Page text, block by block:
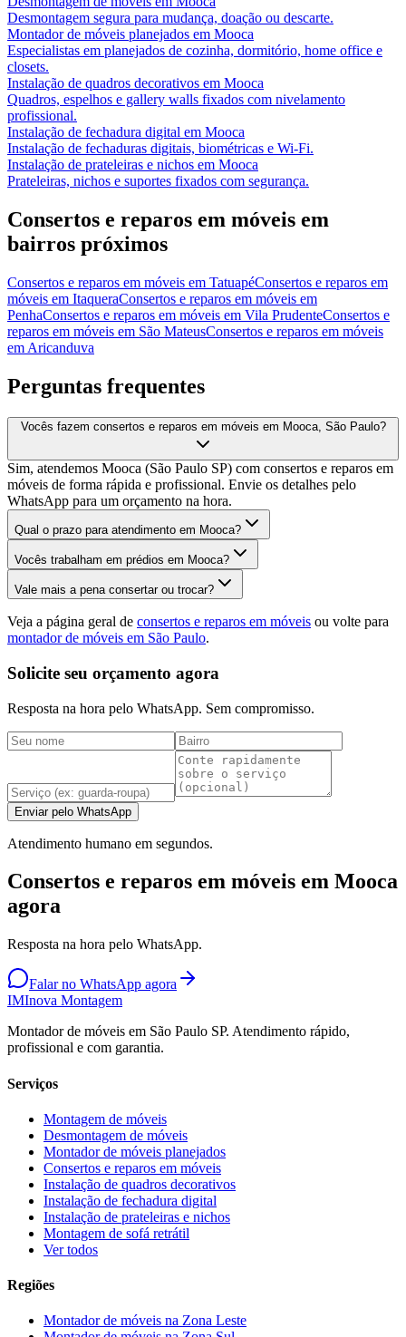
Desmontagem segura para mudança, doação ou descarte.
Montador de móveis planejados em Mooca
Especialistas em planejados de cozinha, dormitório, home office e
closets.
Instalação de quadros decorativos em Mooca
Quadros, espelhos e gallery walls fixados com nivelamento
profissional.
Instalação de fechadura digital em Mooca
Instalação de fechaduras digitais, biométricas e Wi-Fi.
Instalação de prateleiras e nichos em Mooca
Prateleiras, nichos e suportes fixados com segurança.
Consertos e reparos em móveis em
bairros próximos
Consertos e reparos em móveis em TatuapéConsertos e reparos em
móveis em ItaqueraConsertos e reparos em móveis em
PenhaConsertos e reparos em móveis em Vila PrudenteConsertos e
reparos em móveis em São MateusConsertos e reparos em móveis
em Aricanduva
Perguntas frequentes
Vocês fazem consertos e reparos em móveis em Mooca, São Paulo?
Sim, atendemos Mooca (São Paulo SP) com consertos e reparos em
móveis de forma rápida e profissional. Envie os detalhes pelo
WhatsApp para um orçamento na hora.
Qual o prazo para atendimento em Mooca?
Vocês trabalham em prédios em Mooca?
Vale mais a pena consertar ou trocar?
Veja a página geral de consertos e reparos em móveis ou volte para
montador de móveis em São Paulo.
Solicite seu orçamento agora
Resposta na hora pelo WhatsApp. Sem compromisso.
Enviar pelo WhatsApp
Atendimento humano em segundos.
Consertos e reparos em móveis em Mooca
agora
Resposta na hora pelo WhatsApp.
Falar no WhatsApp agora
IMInova Montagem
Montador de móveis em São Paulo SP. Atendimento rápido,
profissional e com garantia.
Serviços
Montagem de móveis
Desmontagem de móveis
Montador de móveis planejados
Consertos e reparos em móveis
Instalação de quadros decorativos
Instalação de fechadura digital
Instalação de prateleiras e nichos
Montagem de sofá retrátil
Ver todos
Regiões
Montador de móveis na Zona Leste